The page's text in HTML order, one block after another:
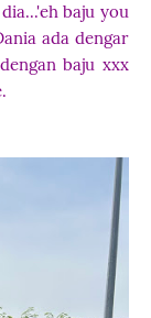
baju you
ada dengar
baju xxx